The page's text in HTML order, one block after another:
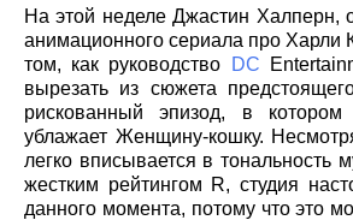
На этой неделе Джастин Халперн,
анимационного сериала про Харли
том, как руководство
DC
вырезать из сюжета
рискованный эпизод, в
ублажает Женщину-кошку.
легко вписывается в тональность
жестким рейтингом R, студия
данного момента, потому что это